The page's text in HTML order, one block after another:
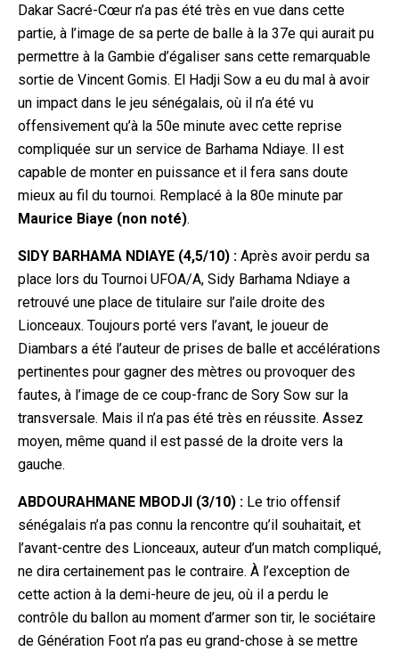
Dakar Sacré-Cœur n’a pas été très en vue dans cette
partie, à l’image de sa perte de balle à la 37e qui aurait pu
permettre à la Gambie d’égaliser sans cette remarquable
sortie de Vincent Gomis. El Hadji Sow a eu du mal à avoir
un impact dans le jeu sénégalais, où il n’a été vu
offensivement qu’à la 50e minute avec cette reprise
compliquée sur un service de Barhama Ndiaye. Il est
capable de monter en puissance et il fera sans doute
mieux au fil du tournoi. Remplacé à la 80e minute par
Maurice Biaye (non noté).
SIDY BARHAMA NDIAYE (4,5/10) : Après avoir perdu sa
place lors du Tournoi UFOA/A, Sidy Barhama Ndiaye a
retrouvé une place de titulaire sur l’aile droite des
Lionceaux. Toujours porté vers l’avant, le joueur de
Diambars a été l’auteur de prises de balle et accélérations
pertinentes pour gagner des mètres ou provoquer des
fautes, à l’image de ce coup-franc de Sory Sow sur la
transversale. Mais il n’a pas été très en réussite. Assez
moyen, même quand il est passé de la droite vers la
gauche.
ABDOURAHMANE MBODJI (3/10) : Le trio offensif
sénégalais n’a pas connu la rencontre qu’il souhaitait, et
l’avant-centre des Lionceaux, auteur d’un match compliqué,
ne dira certainement pas le contraire. À l’exception de
cette action à la demi-heure de jeu, où il a perdu le
contrôle du ballon au moment d’armer son tir, le sociétaire
de Génération Foot n’a pas eu grand-chose à se mettre